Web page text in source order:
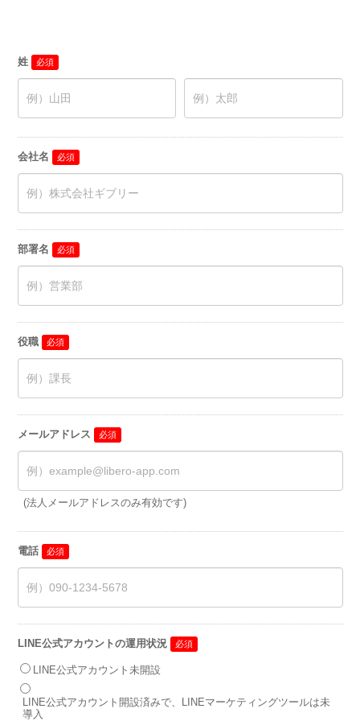
姓
会社名
部署名
役職
メールアドレス
(法人メールアドレスのみ有効です)
電話
LINE公式アカウントの運用状況
LINE公式アカウント未開設
LINE公式アカウント開設済みで、LINEマーケティングツールは未
導入